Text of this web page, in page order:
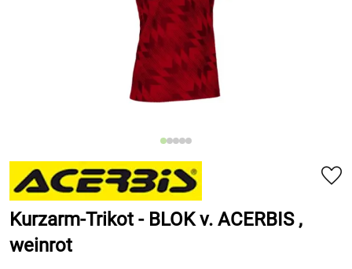
Kurzarm-Trikot - BLOK v. ACERBIS ,
weinrot